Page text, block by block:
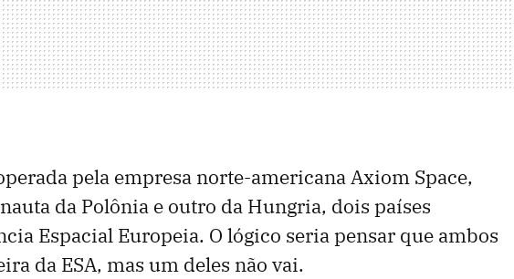
pela empresa norte-americana Axiom Space,
da Polônia e outro da Hungria, dois países
Espacial Europeia. O lógico seria pensar que ambos
da ESA, mas um deles não vai.